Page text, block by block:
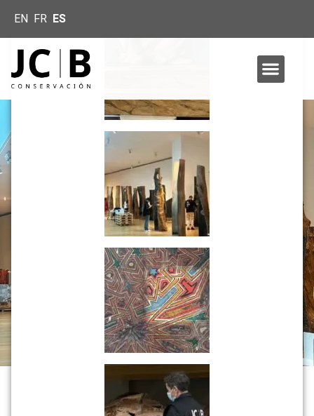
EN FR ES
CONSERVACIÓN EN MADERA
CONSERVACIÓN EN MADERA